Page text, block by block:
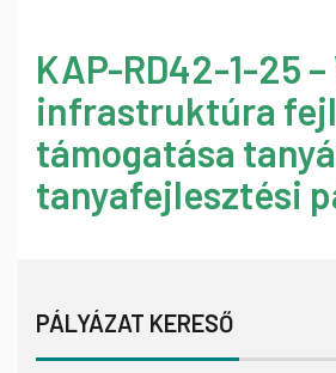
KAP-RD42-1-25
infrastruktúra
támogatása
tanyafejlesztési
PÁLYÁZAT KERESŐ